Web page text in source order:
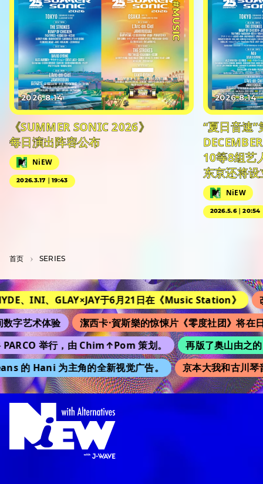
#MUSIC
2026.8.14
《SUMMER SONIC 2026》
每日演出阵容公布
NiEW
2026.3.17｜19:43
2026.8.14
“夏日音速
DECEMBER
10等8组艺
东京还将
NiEW
2026.5.6｜20:54
首页 SERIES
GLAY×JAY于6月21日在《Music Station》
改编自小
体验
潔西卡·賀斯樂的惊悚片《零度社团》将在日本上映
举行，由 Chim↑Pom 策划。
再版了奥山由之的
Hani 为主角的全新视觉广告。
京本大我和古川琴音《